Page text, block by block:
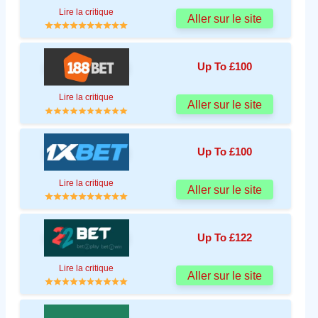
Lire la critique
Aller sur le site
Up To £100
Lire la critique
Aller sur le site
Up To £100
Lire la critique
Aller sur le site
Up To £122
Lire la critique
Aller sur le site